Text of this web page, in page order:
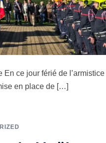
ce jour férié de l’armistice
en place de […]